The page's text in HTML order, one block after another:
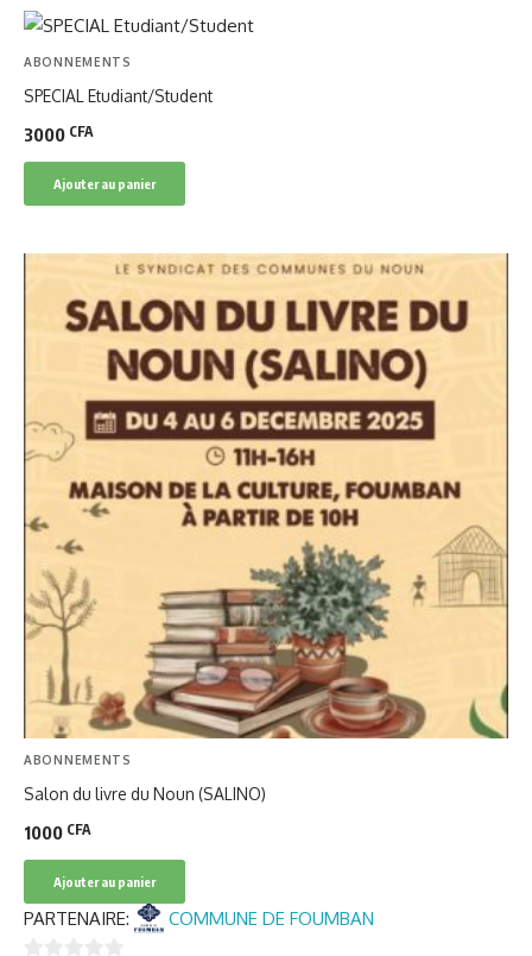
ABONNEMENTS
SPECIAL Etudiant/Student
3000 CFA
Ajouter au panier
ABONNEMENTS
Salon du livre du Noun (SALINO)
1000 CFA
Ajouter au panier
PARTENAIRE: COMMUNE DE FOUMBAN